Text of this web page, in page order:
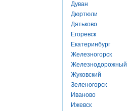
Дуван
Дюртюли
Дятьково
Егоревск
Екатеринбург
Железногорск
Железнодорожный
Жуковский
Зеленогорск
Иваново
Ижевск